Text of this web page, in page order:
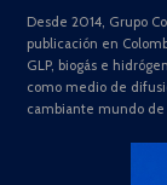
Desde 2014, Grupo
publicación en
GLP, biogás e
como medio de
cambiante mundo de